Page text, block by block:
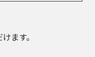
ます。